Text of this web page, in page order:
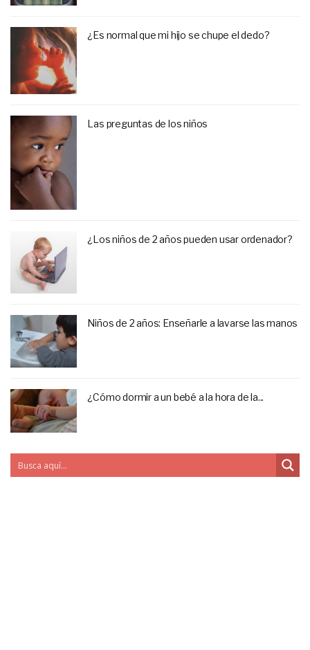
¿Es normal que mi hijo se chupe el dedo?
Las preguntas de los niños
¿Los niños de 2 años pueden usar ordenador?
Niños de 2 años: Enseñarle a lavarse las manos
¿Cómo dormir a un bebé a la hora de la...